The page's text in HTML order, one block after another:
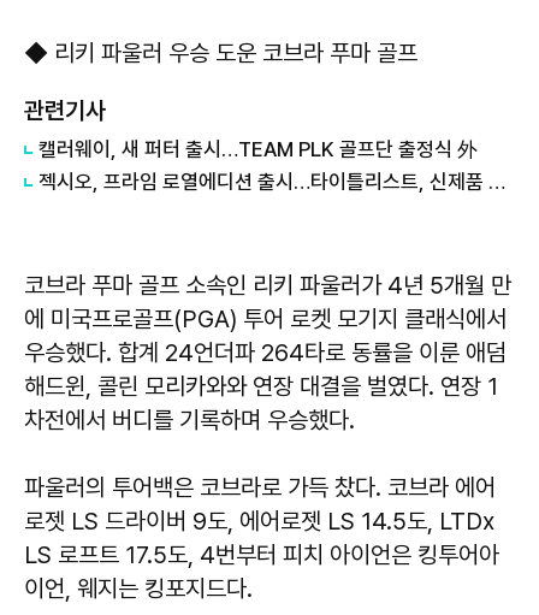
◆ 리키 파울러 우승 도운 코브라 푸마 골프
관련기사
캘러웨이, 새 퍼터 출시…TEAM PLK 골프단 출정식 外
젝시오, 프라임 로열에디션 출시…타이틀리스트, 신제품 라인업 外
코브라 푸마 골프 소속인 리키 파울러가 4년 5개월 만
에 미국프로골프(PGA) 투어 로켓 모기지 클래식에서
우승했다. 합계 24언더파 264타로 동률을 이룬 애덤
해드윈, 콜린 모리카와와 연장 대결을 벌였다. 연장 1
차전에서 버디를 기록하며 우승했다.
파울러의 투어백은 코브라로 가득 찼다. 코브라 에어
로젯 LS 드라이버 9도, 에어로젯 LS 14.5도, LTDx
LS 로프트 17.5도, 4번부터 피치 아이언은 킹투어아
이언, 웨지는 킹포지드다.